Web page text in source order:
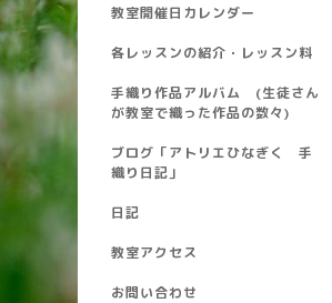
教室開催日カレンダー
各レッスンの紹介・レッスン料
手織り作品アルバム (生徒さん
が教室で織った作品の数々)
ブログ「アトリエひなぎく 手
織り日記」
日記
教室アクセス
お問い合わせ